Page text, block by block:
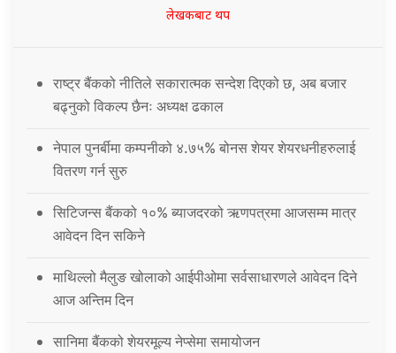
लेखकबाट थप
राष्ट्र बैंकको नीतिले सकारात्मक सन्देश दिएको छ, अब बजार
बढ्नुको विकल्प छैनः अध्यक्ष ढकाल
नेपाल पुनर्बीमा कम्पनीको ४.७५% बोनस शेयर शेयरधनीहरुलाई
वितरण गर्न सुरु
सिटिजन्स बैंकको १०% ब्याजदरको ऋणपत्रमा आजसम्म मात्र
आवेदन दिन सकिने
माथिल्लो मैलुङ खोलाको आईपीओमा सर्वसाधारणले आवेदन दिने
आज अन्तिम दिन
सानिमा बैंकको शेयरमूल्य नेप्सेमा समायोजन